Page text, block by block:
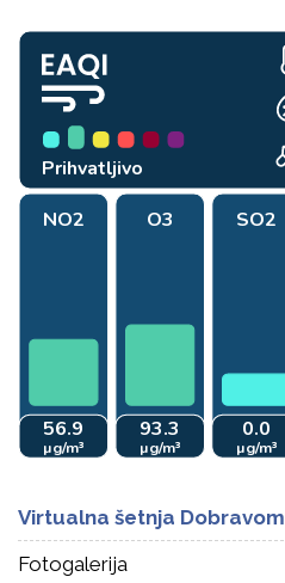
Virtualna šetnja Dobravom
Fotogalerija